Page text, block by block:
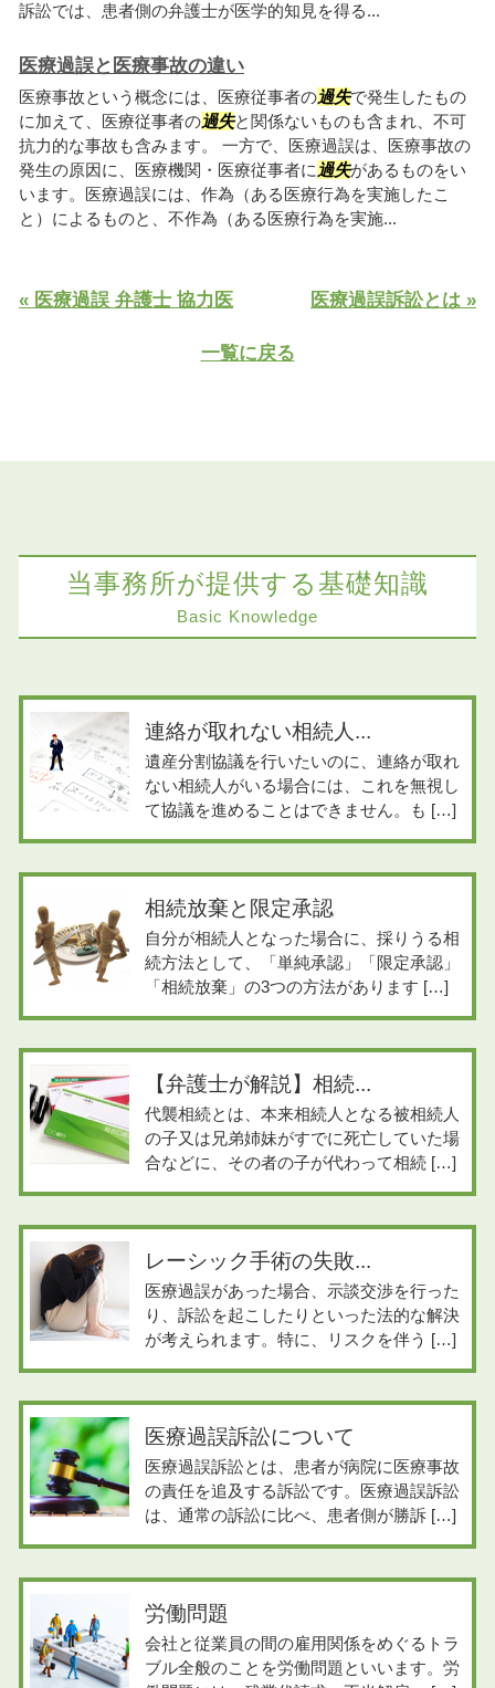
訴訟では、患者側の弁護士が医学的知見を得る...
医療過誤と医療事故の違い
医療事故という概念には、医療従事者の過失で発生したもの
に加えて、医療従事者の過失と関係ないものも含まれ、不可
抗力的な事故も含みます。 一方で、医療過誤は、医療事故の
発生の原因に、医療機関・医療従事者に 過失があるものをい
います。医療過誤には、作為（ある医療行為を実施したこ
と）によるものと、不作為（ある医療行為を実施...
« 医療過誤 弁護士 協力医 医療過誤訴訟とは »
一覧に戻る
当事務所が提供する基礎知識
Basic Knowledge
連絡が取れない相続人...
遺産分割協議を行いたいのに、連絡が取れ
ない相続人がいる場合には、これを無視し
て協議を進めることはできません。も […]
相続放棄と限定承認
自分が相続人となった場合に、採りうる相
続方法として、「単純承認」「限定承認」
「相続放棄」の3つの方法があります […]
【弁護士が解説】相続...
代襲相続とは、本来相続人となる被相続人
の子又は兄弟姉妹がすでに死亡していた場
合などに、その者の子が代わって相続 […]
レーシック手術の失敗...
医療過誤があった場合、示談交渉を行った
り、訴訟を起こしたりといった法的な解決
が考えられます。特に、リスクを伴う […]
医療過誤訴訟について
医療過誤訴訟とは、患者が病院に医療事故
の責任を追及する訴訟です。医療過誤訴訟
は、通常の訴訟に比べ、患者側が勝訴 […]
労働問題
会社と従業員の間の雇用関係をめぐるトラ
ブル全般のことを労働問題といいます。労